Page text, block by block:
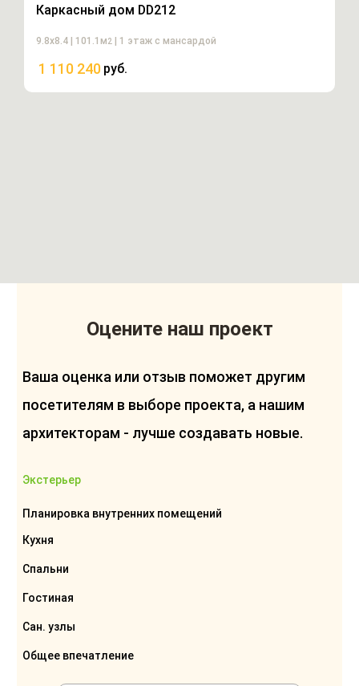
Каркасный дом DD212
9.8х8.4 | 101.1м2 | 1 этаж с мансардой
1 110 240 руб.
Оцените наш проект
Ваша оценка или отзыв поможет другим
посетителям в выборе проекта, а нашим
архитекторам - лучше создавать новые.
Экстерьер
Планировка внутренних помещений
Кухня
Спальни
Гостиная
Сан. узлы
Общее впечатление